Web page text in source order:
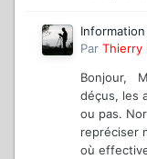
Par Thierry
Bonjour,
déçus, les
ou pas.
repréciser
où